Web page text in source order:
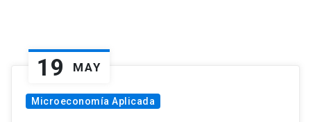
19 MAY
Microeconomía Aplicada